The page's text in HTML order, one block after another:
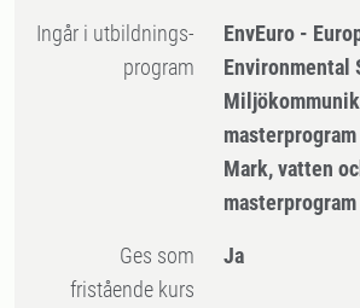
Ingår i utbildnings-
program
EnvEuro -
Environmental
masterprogram
Mark, vatten
masterprogram
Ges som
fristående kurs
Ja